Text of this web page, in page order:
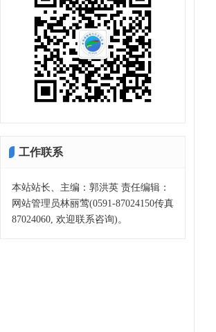
工作联系
本站站长、主编：郭洪英 责任编辑：
网站管理员林丽莺(0591-87024150传真
87024060, 欢迎联系咨询)。